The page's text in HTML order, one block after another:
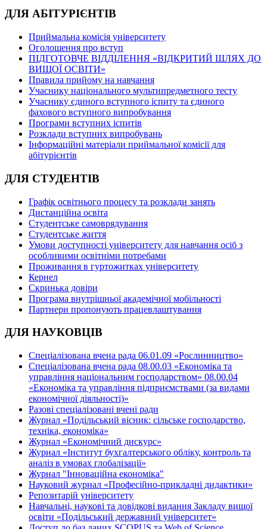
ДЛЯ АБІТУРІЄНТІВ
Приймальна комісія університету
Оголошення про вступ
ПІДГОТОВЧЕ ВІДДІЛЕННЯ «ВІДКРИТИЙ ШЛЯХ ДО
ВИЩОЇ ОСВІТИ»
Правила прийому на навчання
Учаснику національного мультипредметного тесту
Учаснику єдиного вступного іспиту та єдиного
фахового вступного випробування
Програми вступних іспитів
Розклади вступних випробувань
Інформаційні матеріали приймальної комісії для
абітурієнтів
ДЛЯ СТУДЕНТІВ
Графік освітнього процесу та розклади занять
Дистанційна освіта
Студентське самоврядування
Студентське життя
Умови доступності університету для навчання осіб з
особливими освітніми потребами
Проживання в гуртожитках університету
Кернел
Скринька довіри
Програма внутрішньої академічної мобільності
Партнери пропонують працевлаштування
ДЛЯ НАУКОВЦІВ
Спеціалізована вчена рада 06.01.09 «Рослинництво»
Спеціалізована вчена рада 08.00.03 «Економіка та
управління національним господарством» 08.00.04
«Економіка та управління підприємствами (за видами
економічної діяльності)»
Разові спеціалізовані вчені ради
Журнал «Подільський вісник: сільське господарство,
техніка, економіка»
Журнал «Економічний дискурс»
Журнал «Інститут бухгалтерського обліку, контроль та
аналіз в умовах глобалізації»
Журнал "Інноваційна економіка"
Науковий журнал «Професійно-прикладні дидактики»
Репозитарій університету
Навчальні, наукові та довідкові видання Закладу вищої
освіти «Подільський державний університет»